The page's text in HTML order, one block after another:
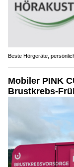
Beste Hörgeräte,
Mobiler PINK
Brustkrebs-